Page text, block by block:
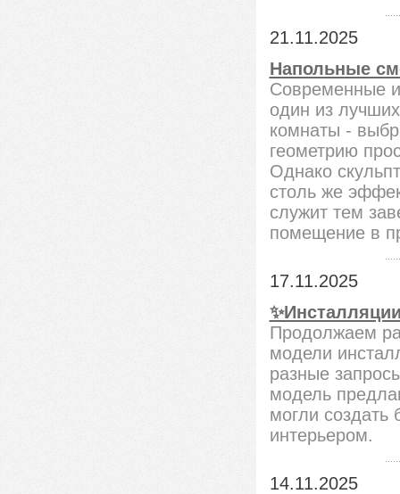
21.11.2025
Напольные
Современные
один из
комнаты -
геометрию
Однако
столь же
служит тем
помещение в
17.11.2025
Продолжаем
модели
разные
модель
могли
интерьером.
14.11.2025